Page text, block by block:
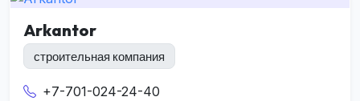
Arkantor
строительная компания
+7-701-024-24-40